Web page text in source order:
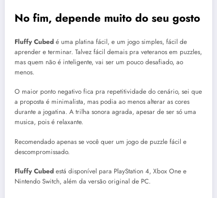
No fim, depende muito do seu gosto
Fluffy Cubed é uma platina fácil, e um jogo simples, fácil de
aprender e terminar. Talvez fácil demais pra veteranos em puzzles,
mas quem não é inteligente, vai ser um pouco desafiado, ao
menos.
O maior ponto negativo fica pra repetitividade do cenário, sei que
a proposta é minimalista, mas podia ao menos alterar as cores
durante a jogatina. A trilha sonora agrada, apesar de ser só uma
musica, pois é relaxante.
Recomendado apenas se você quer um jogo de puzzle fácil e
descompromissado.
Fluffy Cubed está disponível para PlayStation 4, Xbox One e
Nintendo Switch, além da versão original de PC.